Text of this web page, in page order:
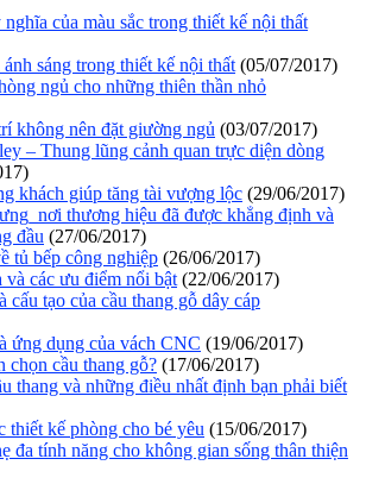
của màu sắc trong thiết kế nội thất
sáng trong thiết kế nội thất (05/07/2017)
ngủ cho những thiên thần nhỏ
không nên đặt giường ngủ (03/07/2017)
– Thung lũng cảnh quan trực diện dòng
khách giúp tăng tài vượng lộc (29/06/2017)
thương hiệu đã được khẳng định và
đầu (27/06/2017)
tủ bếp công nghiệp (26/06/2017)
và các ưu điểm nổi bật (22/06/2017)
cấu tạo của cầu thang gỗ dây cáp
ứng dụng của vách CNC (19/06/2017)
chọn cầu thang gỗ? (17/06/2017)
thang và những điều nhất định bạn phải biết
thiết kế phòng cho bé yêu (15/06/2017)
đa tính năng cho không gian sống thân thiện